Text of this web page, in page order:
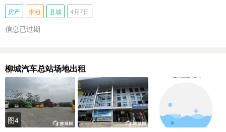
房产 求租 县城 4月7日
信息已过期
柳城汽车总站场地出租
图4